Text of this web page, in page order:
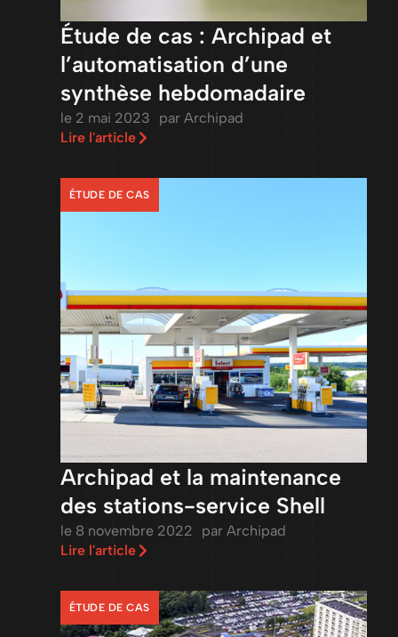
Étude de cas : Archipad et
l’automatisation d’une
synthèse hebdomadaire
le 2 mai 2023 par Archipad
Lire l'article
ÉTUDE DE CAS
Archipad et la maintenance
des stations-service Shell
le 8 novembre 2022 par Archipad
Lire l'article
ÉTUDE DE CAS